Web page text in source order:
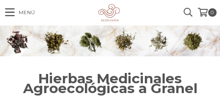
MENÚ 0
Hierbas Medicinales
Agroecológicas a Granel